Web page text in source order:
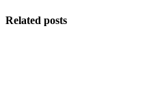
Related posts